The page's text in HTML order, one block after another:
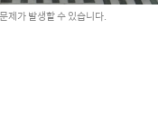
제가 발생할 수 있습니다.